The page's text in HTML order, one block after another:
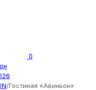
0
/Гостиная «Авиньон»